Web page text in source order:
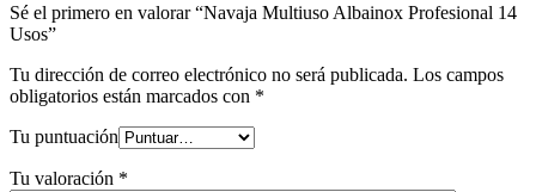
Sé el primero en valorar “Navaja Multiuso Albainox Profesional 14
Usos”
Tu dirección de correo electrónico no será publicada. Los campos
obligatorios están marcados con *
Tu puntuación
Tu valoración *